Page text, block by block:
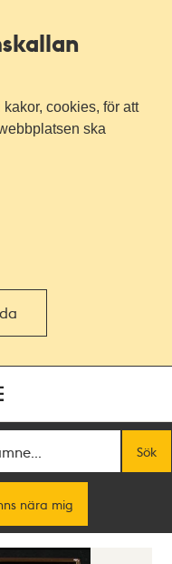
cookies, för att
ska
Sök
nära mig